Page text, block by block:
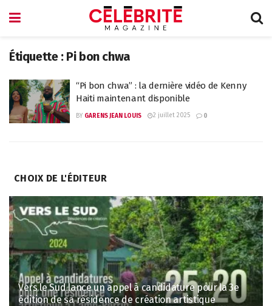
Étiquette : Pi bon chwa
“Pi bon chwa” : la dernière vidéo de Kenny
Haiti maintenant disponible
BY GARENS JEAN LOUIS 2 juillet 2025 0
CHOIX DE L'ÉDITEUR
Vers le Sud lance un appel à candidature pour la 3e
édition de sa résidence de création artistique